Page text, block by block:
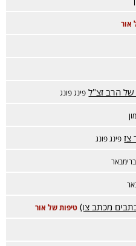
אור
הרב זצ"ל פינג פונג
צז פינג פונג
מכתב צו) טיפות של אור